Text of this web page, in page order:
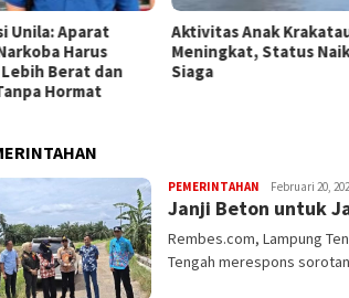
Unila: Aparat
Harus
Berat dan
Hormat
Aktivitas Anak
Meningkat, Status
Siaga
PEMERINTAHAN redaksi
rembes
Februari 20,
Janji Beton untuk
Rembes.com, Lampung
Tengah merespons